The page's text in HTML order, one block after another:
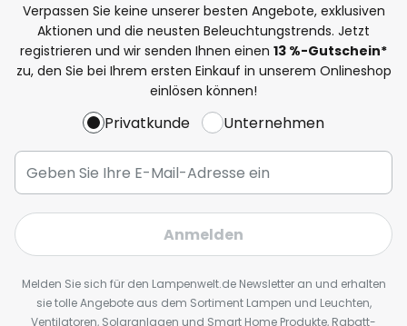
Verpassen Sie keine unserer besten Angebote, exklusiven
Aktionen und die neusten Beleuchtungstrends. Jetzt
registrieren und wir senden Ihnen einen 13 %-Gutschein*
zu, den Sie bei Ihrem ersten Einkauf in unserem Onlineshop
einlösen können!
Privatkunde Unternehmen
Anmelden
Melden Sie sich für den Lampenwelt.de Newsletter an und erhalten
sie tolle Angebote aus dem Sortiment Lampen und Leuchten,
Ventilatoren, Solaranlagen und Smart Home Produkte, Rabatt-